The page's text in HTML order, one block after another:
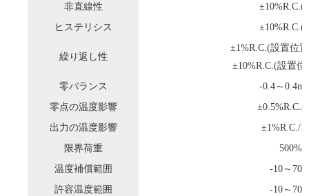
非直線性
±10%R.C.(
ヒステリシス
±10%R.C.(
繰り返し性
±1%R.C.(設置位
±10%R.C.(設置
零バランス
-0.4～
零点の温度影響
±0.5%R.C./
出力の温度影響
±1%R.C./
限界荷重
500%
温度補償範囲
-10～
許容温度範囲
-10～